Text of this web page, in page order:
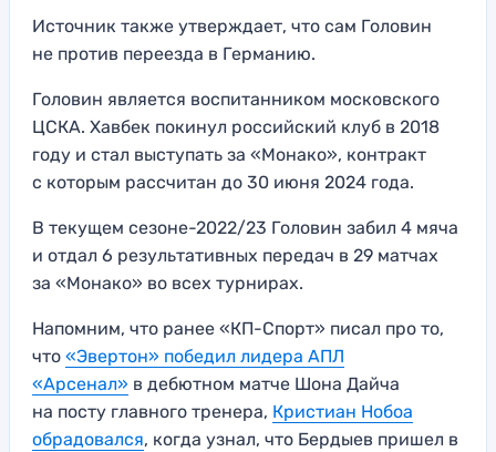
Источник также утверждает, что сам Головин
не против переезда в Германию.
Головин является воспитанником московского
ЦСКА. Хавбек покинул российский клуб в 2018
году и стал выступать за «Монако», контракт
с которым рассчитан до 30 июня 2024 года.
В текущем сезоне-2022/23 Головин забил 4 мяча
и отдал 6 результативных передач в 29 матчах
за «Монако» во всех турнирах.
Напомним, что ранее «КП-Спорт» писал про то,
что «Эвертон» победил лидера АПЛ
«Арсенал» в дебютном матче Шона Дайча
на посту главного тренера, Кристиан Нобоа
обрадовался, когда узнал, что Бердыев пришел в